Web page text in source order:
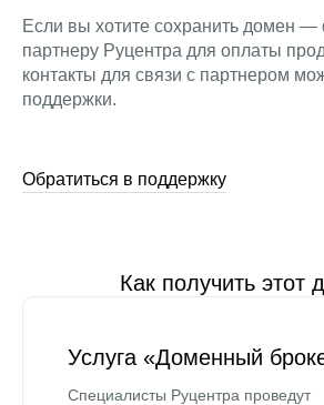
Если вы хотите сохранить домен —
партнеру Руцентра для оплаты
контакты для связи с партнером
поддержки.
Обратиться в поддержку
Как получить этот
Услуга «Доменный
Специалисты Руцентра проведут